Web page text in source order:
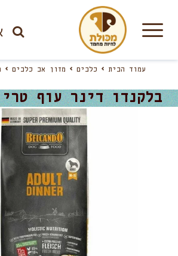
עמוד הבית כלבים מזון אב כלבים
בלקנדו דינר עוף טרי 22.5